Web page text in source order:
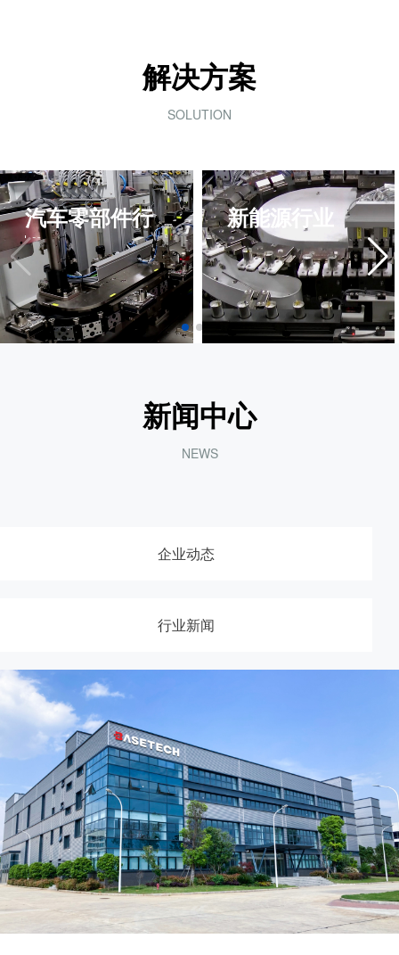
解决方案
SOLUTION
汽车零部件行
业
新能源行业
新闻中心
NEWS
企业动态
行业新闻